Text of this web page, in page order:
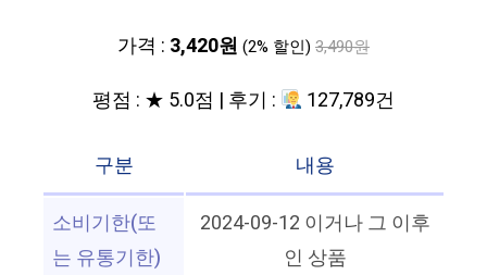
가격 : 3,420원 (2% 할인) 3,490원
평점 : ★ 5.0점 | 후기 : 127,789건
구분
내용
소비기한(또
는 유통기한)
2024-09-12 이거나 그 이후
인 상품